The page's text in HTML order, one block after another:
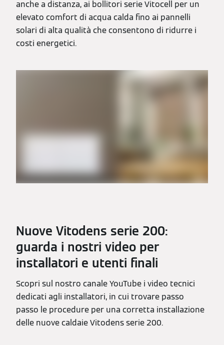
anche a distanza, ai bollitori serie Vitocell per un
elevato comfort di acqua calda fino ai pannelli
solari di alta qualità che consentono di ridurre i
costi energetici.
Nuove Vitodens serie 200:
guarda i nostri video per
installatori e utenti finali
Scopri sul nostro canale YouTube i video tecnici
dedicati agli installatori, in cui trovare passo
passo le procedure per una corretta installazione
delle nuove caldaie Vitodens serie 200.